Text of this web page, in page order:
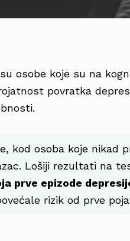
osobe koje su na
povratka
kod osoba koje nikad
Lošiji rezultati na
prve epizode
rizik od prve